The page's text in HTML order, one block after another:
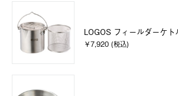
LOGOS フィールダーケ
￥7,920 (税込)